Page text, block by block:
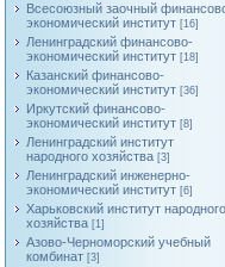
Всесоюзный заочный
экономический институт [16]
Ленинградский финансово-
экономический институт [18]
Казанский финансово-
экономический институт [36]
Иркутский финансово-
экономический институт [8]
Ленинградский институт
народного хозяйства [3]
Ленинградский инженерно-
экономический институт [6]
Харьковский институт народного
хозяйства [1]
Азово-Черноморский учебный
комбинат [3]